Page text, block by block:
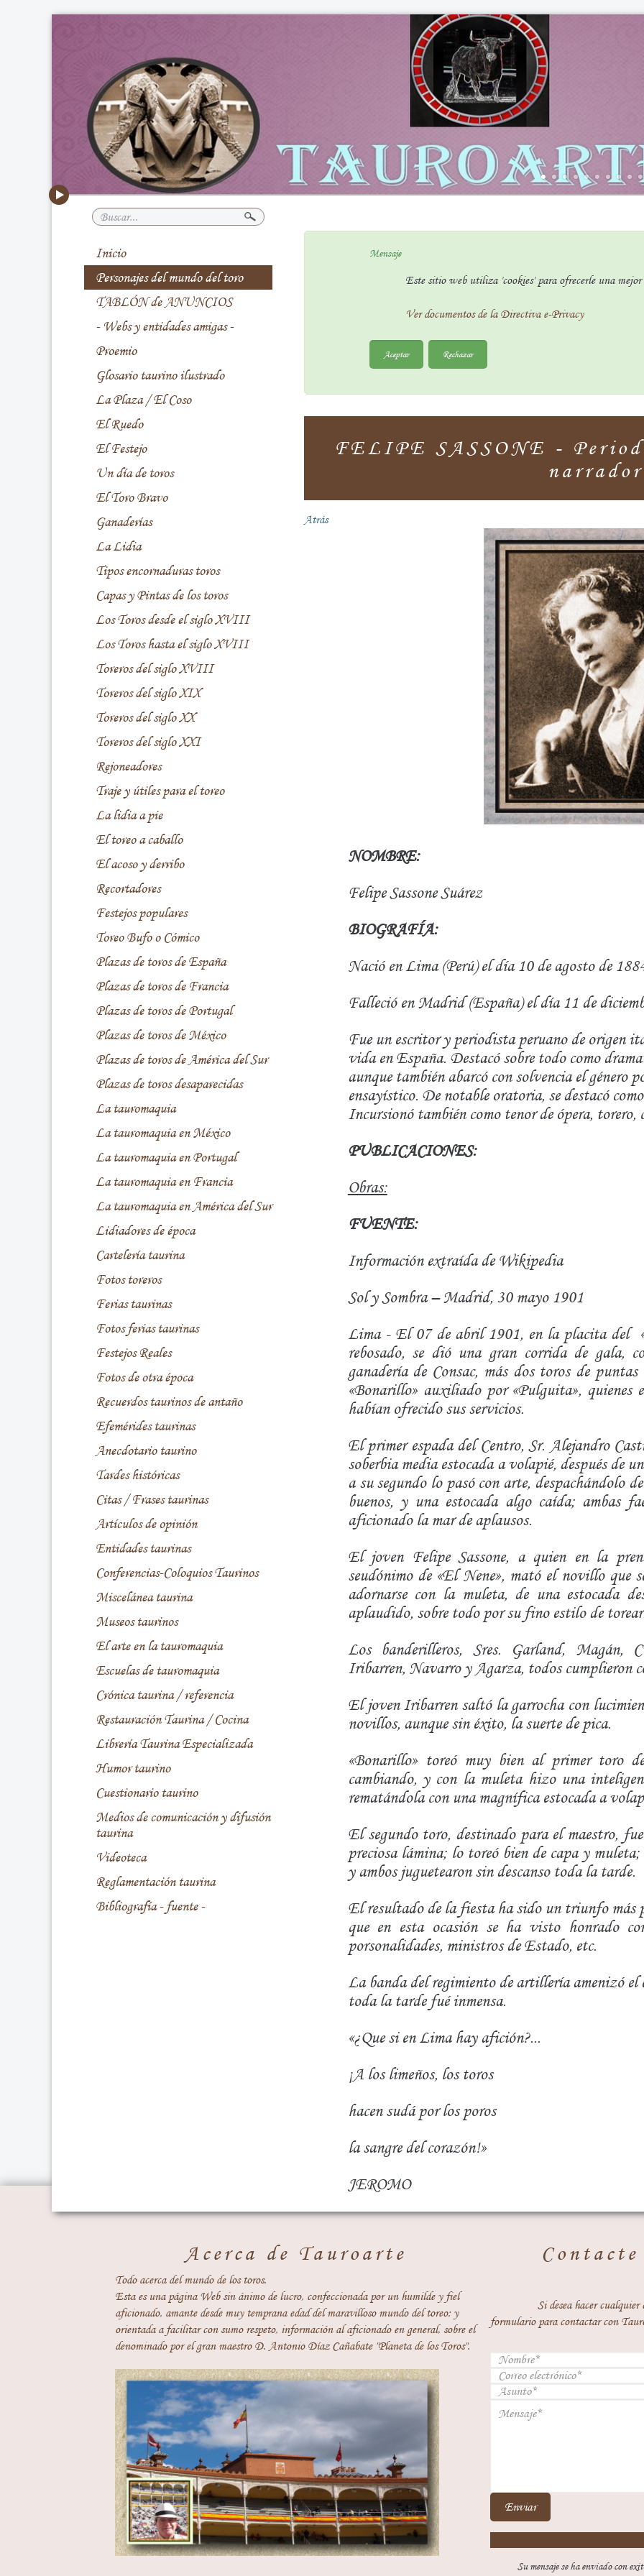
Buscar...
Inicio
Personajes del mundo del toro
TABLÓN de ANUNCIOS
- Webs y entidades amigas -
Proemio
Glosario taurino ilustrado
La Plaza / El Coso
El Ruedo
El Festejo
Un día de toros
El Toro Bravo
Ganaderías
La Lidia
Tipos encornaduras toros
Capas y Pintas de los toros
Los Toros desde el siglo XVIII
Los Toros hasta el siglo XVIII
Toreros del siglo XVIII
Toreros del siglo XIX
Toreros del siglo XX
Toreros del siglo XXI
Rejoneadores
Traje y útiles para el toreo
La lidia a pie
El toreo a caballo
El acoso y derribo
Recortadores
Festejos populares
Toreo Bufo o Cómico
Plazas de toros de España
Plazas de toros de Francia
Plazas de toros de Portugal
Plazas de toros de México
Plazas de toros de América del Sur
Plazas de toros desaparecidas
La tauromaquia
La tauromaquia en México
La tauromaquia en Portugal
La tauromaquia en Francia
La tauromaquia en América del Sur
Lidiadores de época
Cartelería taurina
Fotos toreros
Ferias taurinas
Fotos ferias taurinas
Festejos Reales
Fotos de otra época
Recuerdos taurinos de antaño
Efemérides taurinas
Anecdotario taurino
Tardes históricas
Citas / Frases taurinas
Artículos de opinión
Entidades taurinas
Conferencias-Coloquios Taurinos
Miscelánea taurina
Museos taurinos
El arte en la tauromaquia
Escuelas de tauromaquia
Crónica taurina / referencia
Restauración Taurina / Cocina
Librería Taurina Especializada
Humor taurino
Cuestionario taurino
Medios de comunicación y difusión
taurina
Videoteca
Reglamentación taurina
Bibliografía - fuente -
Mensaje
Este sitio web utiliza 'cookies' para ofrecerle una mejor
Ver documentos de la Directiva e-Privacy
Aceptar Rechazar
FELIPE SASSONE -
narrador
Atrás
NOMBRE:
Felipe Sassone Suárez
BIOGRAFÍA:
Nació en Lima (Perú) el día 10 de agosto de
Falleció en Madrid (España) el día 11 de
Fue un escritor y periodista peruano de origen
vida en España. Destacó sobre todo como
aunque también abarcó con solvencia el género
ensayístico. De notable oratoria, se destacó
Incursionó también como tenor de ópera, torero,
PUBLICACIONES:
Obras:
FUENTE:
Información extraída de Wikipedia
Sol y Sombra – Madrid, 30 mayo 1901
Lima - El 07 de abril 1901, en la placita del
rebosado, se dió una gran corrida de gala,
ganadería de Consac, más dos toros de
«Bonarillo» auxiliado por «Pulguita», quienes
habían ofrecido sus servicios.
El primer espada del Centro, Sr. Alejandro
soberbia media estocada a volapié, después de
a su segundo lo pasó con arte, despachándolo
buenos, y una estocada algo caída; ambas
aficionado la mar de aplausos.
El joven Felipe Sassone, a quien en la
seudónimo de «El Nene», mató el novillo que
adornarse con la muleta, de una estocada
aplaudido, sobre todo por su fino estilo de
Los banderilleros, Sres. Garland, Magán,
Iribarren, Navarro y Agarza, todos cumplieron
El joven Iribarren saltó la garrocha con
novillos, aunque sin éxito, la suerte de pica.
«Bonarillo» toreó muy bien al primer toro
cambiando, y con la muleta hizo una
rematándola con una magnífica estocada a
El segundo toro, destinado para el maestro,
preciosa lámina; lo toreó bien de capa y
y ambos juguetearon sin descanso toda la tarde.
El resultado de la fiesta ha sido un triunfo más
que en esta ocasión se ha visto honrado
porsonalidades, ministros de Estado, etc.
La banda del regimiento de artillería amenizó el
toda la tarde fué inmensa.
«¿Que si en Lima hay afición?...
¡A los limeños, los toros
hacen sudá por los poros
la sangre del corazón!»
JEROMO
Acerca de Tauroarte
Todo acerca del mundo de los toros.
Esta es una página Web sin ánimo de lucro, confeccionada por un humilde y fiel
aficionado, amante desde muy temprana edad del maravilloso mundo del toreo; y
orientada a facilitar con sumo respeto, información al aficionado en general, sobre el
denominado por el gran maestro D. Antonio Díaz Cañabate "Planeta de los Toros".
Si desea hacer
formulario para contactar con
Enviar
Su mensaje se ha enviado con